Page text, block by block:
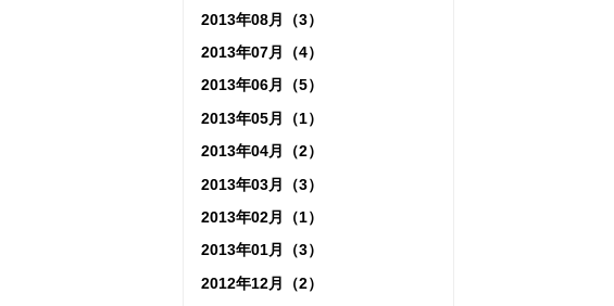
2013年08月（3）
2013年07月（4）
2013年06月（5）
2013年05月（1）
2013年04月（2）
2013年03月（3）
2013年02月（1）
2013年01月（3）
2012年12月（2）